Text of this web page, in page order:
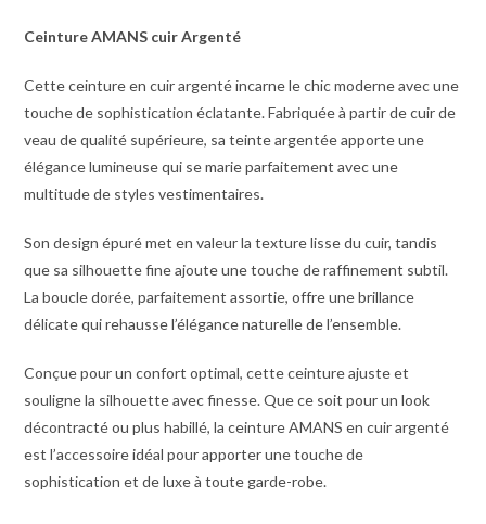
Ceinture AMANS cuir Argenté
Cette ceinture en cuir argenté incarne le chic moderne avec une
touche de sophistication éclatante. Fabriquée à partir de cuir de
veau de qualité supérieure, sa teinte argentée apporte une
élégance lumineuse qui se marie parfaitement avec une
multitude de styles vestimentaires.
Son design épuré met en valeur la texture lisse du cuir, tandis
que sa silhouette fine ajoute une touche de raffinement subtil.
La boucle dorée, parfaitement assortie, offre une brillance
délicate qui rehausse l’élégance naturelle de l’ensemble.
Conçue pour un confort optimal, cette ceinture ajuste et
souligne la silhouette avec finesse. Que ce soit pour un look
décontracté ou plus habillé, la ceinture AMANS en cuir argenté
est l’accessoire idéal pour apporter une touche de
sophistication et de luxe à toute garde-robe.